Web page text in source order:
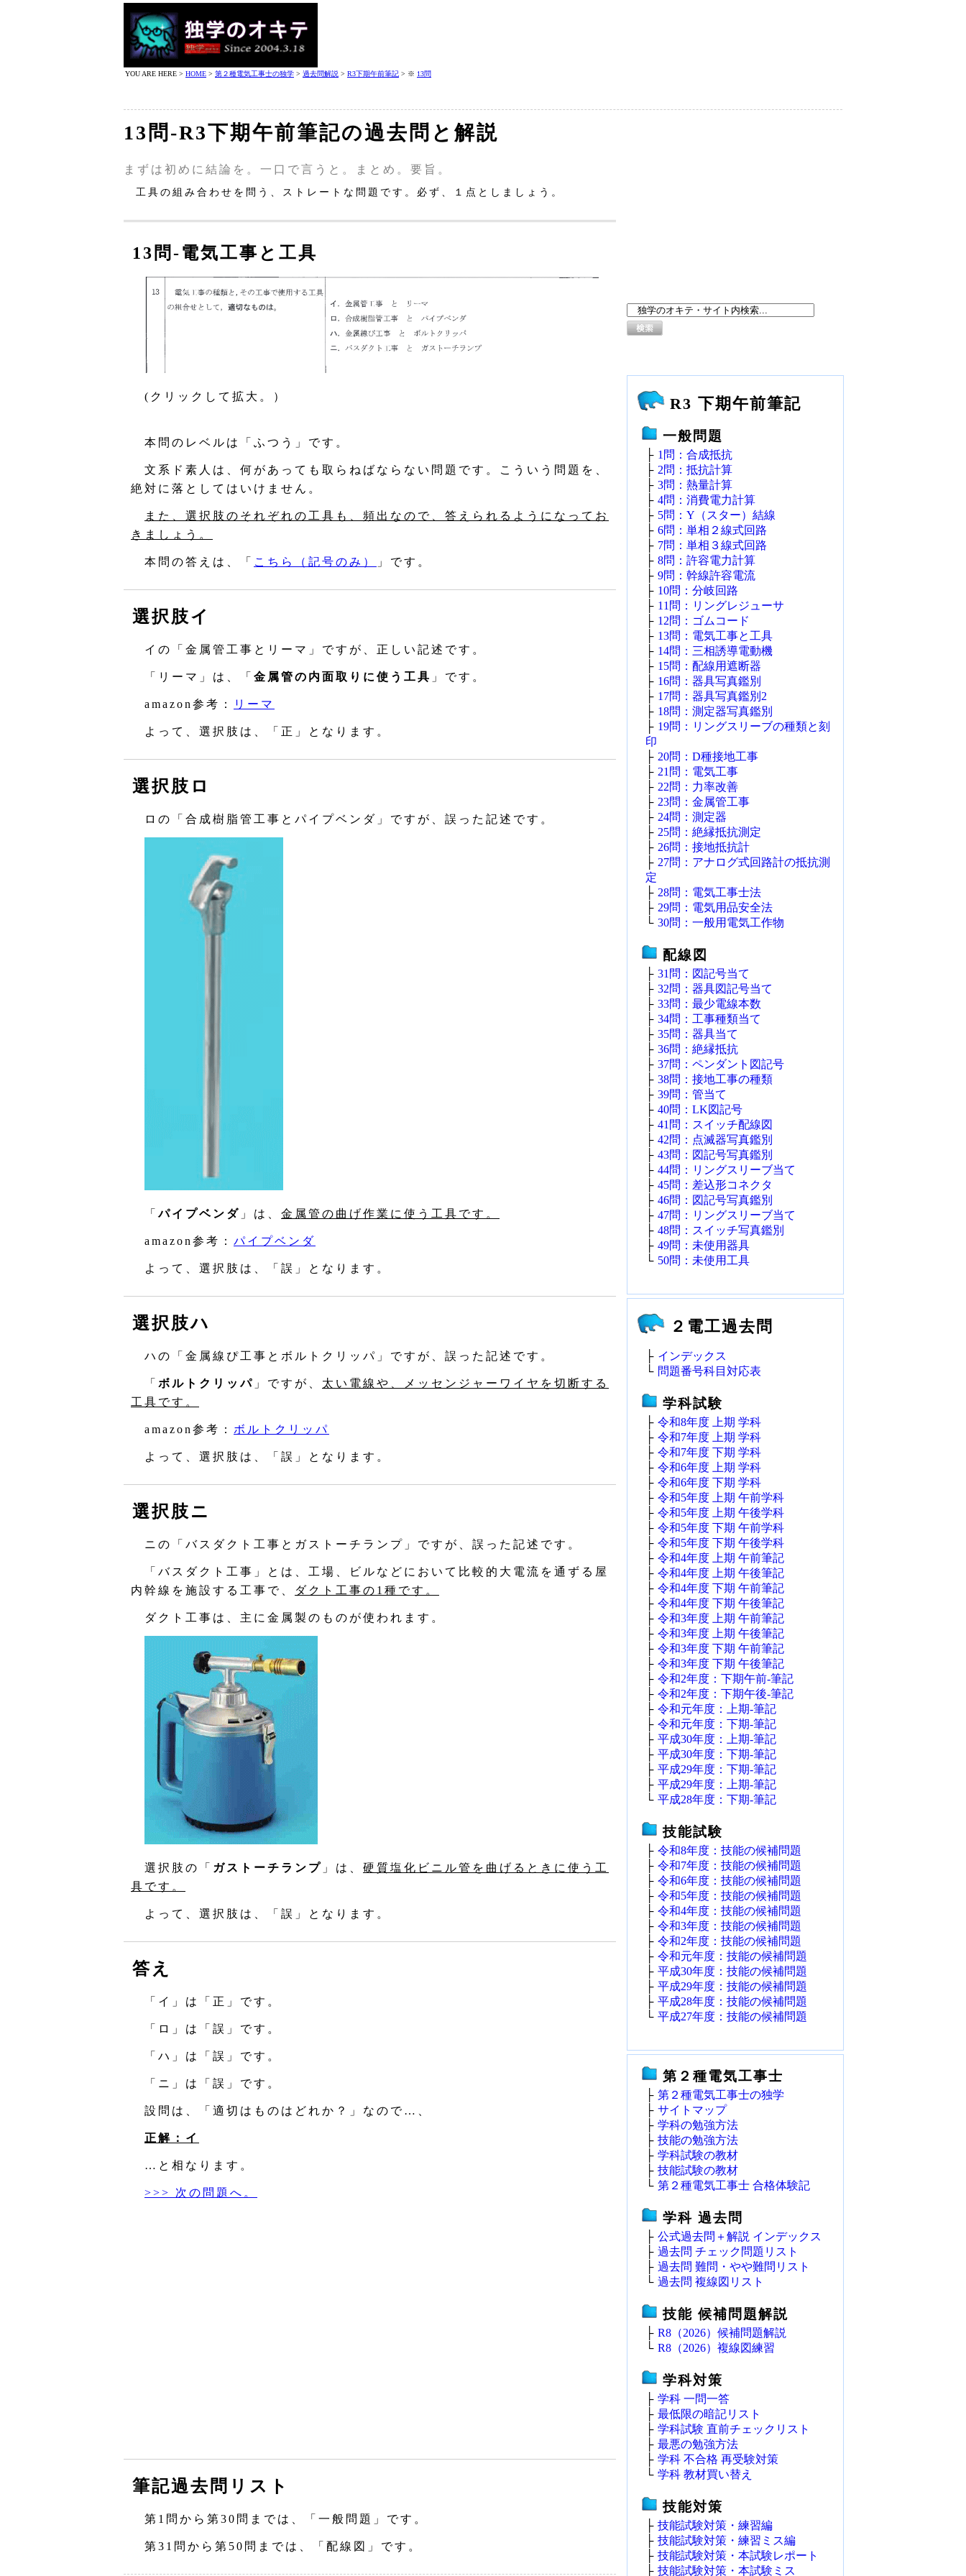
YOU ARE HERE > HOME > 第２種電気工事士の独学 > 過去問解説 > R3下期午前筆記 > ※ 13問
13問‐R3下期午前筆記の過去問と解説
まずは初めに結論を。一口で言うと。まとめ。要旨。
工具の組み合わせを問う、ストレートな問題です。必ず、１点としましょう。
13問‐電気工事と工具
(クリックして拡大。）
本問のレベルは「ふつう」です。
文系ド素人は、何があっても取らねばならない問題です。こういう問題を、
絶対に落としてはいけません。
また、選択肢のそれぞれの工具も、頻出なので、答えられるようになってお
きましょう。
本問の答えは、「 こちら（記号のみ） 」です。
選択肢イ
イの「金属管工事とリーマ」ですが、正しい記述です。
「リーマ」は、「 金属管の内面取りに使う工具 」です。
amazon参考： リーマ
よって、選択肢は、「正」となります。
選択肢ロ
ロの「合成樹脂管工事とパイプベンダ」ですが、誤った記述です。
「パイプベンダ 」は、 金属管の曲げ作業に使う工具です。
amazon参考： パイプベンダ
よって、選択肢は、「誤」となります。
選択肢ハ
ハの「金属線ぴ工事とボルトクリッパ」ですが、誤った記述です。
「 ボルトクリッパ 」ですが、 太い電線や、メッセンジャーワイヤを切断する
工具です。
amazon参考： ボルトクリッパ
よって、選択肢は、「誤」となります。
選択肢ニ
ニの「バスダクト工事とガストーチランプ」ですが、誤った記述です。
「バスダクト工事」とは、工場、ビルなどにおいて比較的大電流を通ずる屋
内幹線を施設する工事で、
ダクト工事の1種です。
ダクト工事は、主に金属製のものが使われます。
選択肢の「 ガストーチランプ 」は、 硬質塩化ビニル管を曲げるときに使う工
具です。
よって、選択肢は、「誤」となります。
答え
「イ」は「正」です。
「ロ」は「誤」です。
「ハ」は「誤」です。
「ニ」は「誤」です。
設問は、「適切はものはどれか？」なので…、
正解：イ
…と相なります。
>>> 次の問題へ。
筆記過去問リスト
第1問から第30問までは、「一般問題」です。
第31問から第50問までは、「配線図」です。
R3 下期午前筆記
一般問題
├ 1問：合成抵抗
├ 2問：抵抗計算
├ 3問：熱量計算
├ 4問：消費電力計算
├ 5問：Y（スター）結線
├ 6問：単相２線式回路
├ 7問：単相３線式回路
├ 8問：許容電力計算
├ 9問：幹線許容電流
├ 10問：分岐回路
├ 11問：リングレジューサ
├ 12問：ゴムコード
├ 13問：電気工事と工具
├ 14問：三相誘導電動機
├ 15問：配線用遮断器
├ 16問：器具写真鑑別
├ 17問：器具写真鑑別2
├ 18問：測定器写真鑑別
├ 19問：リングスリーブの種類と刻
印
├ 20問：D種接地工事
├ 21問：電気工事
├ 22問：力率改善
├ 23問：金属管工事
├ 24問：測定器
├ 25問：絶縁抵抗測定
├ 26問：接地抵抗計
├ 27問：アナログ式回路計の抵抗測
定
├ 28問：電気工事士法
├ 29問：電気用品安全法
└ 30問：一般用電気工作物
配線図
├ 31問：図記号当て
├ 32問：器具図記号当て
├ 33問：最少電線本数
├ 34問：工事種類当て
├ 35問：器具当て
├ 36問：絶縁抵抗
├ 37問：ペンダント図記号
├ 38問：接地工事の種類
├ 39問：管当て
├ 40問：LK図記号
├ 41問：スイッチ配線図
├ 42問：点滅器写真鑑別
├ 43問：図記号写真鑑別
├ 44問：リングスリーブ当て
├ 45問：差込形コネクタ
├ 46問：図記号写真鑑別
├ 47問：リングスリーブ当て
├ 48問：スイッチ写真鑑別
├ 49問：未使用器具
└ 50問：未使用工具
２電工過去問
├ インデックス
└ 問題番号科目対応表
学科試験
├ 令和8年度 上期 学科
├ 令和7年度 上期 学科
├ 令和7年度 下期 学科
├ 令和6年度 上期 学科
├ 令和6年度 下期 学科
├ 令和5年度 上期 午前学科
├ 令和5年度 上期 午後学科
├ 令和5年度 下期 午前学科
├ 令和5年度 下期 午後学科
├ 令和4年度 上期 午前筆記
├ 令和4年度 上期 午後筆記
├ 令和4年度 下期 午前筆記
├ 令和4年度 下期 午後筆記
├ 令和3年度 上期 午前筆記
├ 令和3年度 上期 午後筆記
├ 令和3年度 下期 午前筆記
├ 令和3年度 下期 午後筆記
├ 令和2年度：下期午前‐筆記
├ 令和2年度：下期午後‐筆記
├ 令和元年度：上期‐筆記
├ 令和元年度：下期‐筆記
├ 平成30年度：上期‐筆記
├ 平成30年度：下期‐筆記
├ 平成29年度：下期‐筆記
├ 平成29年度：上期‐筆記
└ 平成28年度：下期‐筆記
技能試験
├ 令和8年度：技能の候補問題
├ 令和7年度：技能の候補問題
├ 令和6年度：技能の候補問題
├ 令和5年度：技能の候補問題
├ 令和4年度：技能の候補問題
├ 令和3年度：技能の候補問題
├ 令和2年度：技能の候補問題
├ 令和元年度：技能の候補問題
├ 平成30年度：技能の候補問題
├ 平成29年度：技能の候補問題
├ 平成28年度：技能の候補問題
└ 平成27年度：技能の候補問題
第２種電気工事士
├ 第２種電気工事士の独学
├ サイトマップ
├ 学科の勉強方法
├ 技能の勉強方法
├ 学科試験の教材
├ 技能試験の教材
└ 第２種電気工事士 合格体験記
学科 過去問
├ 公式過去問＋解説 インデックス
├ 過去問 チェック問題リスト
├ 過去問 難問・やや難問リスト
└ 過去問 複線図リスト
技能 候補問題解説
├ R8（2026）候補問題解説
└ R8（2026）複線図練習
学科対策
├ 学科 一問一答
├ 最低限の暗記リスト
├ 学科試験 直前チェックリスト
├ 最悪の勉強方法
├ 学科 不合格 再受験対策
└ 学科 教材買い替え
技能対策
├ 技能試験対策・練習編
├ 技能試験対策・練習ミス編
├ 技能試験対策・本試験レポート
├ 技能試験対策・本試験ミス